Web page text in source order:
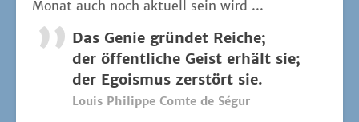
Monat auch noch aktu­ell sein wird ...
Das Genie grün­det Rei­che;
der öffent­li­che Geist erhält sie;
der Ego­is­mus zer­stört sie.
Lou­is Phil­ip­pe Comte de Ségur